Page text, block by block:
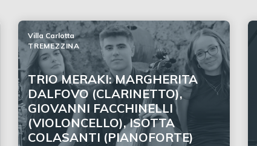
TRIO MERAKI: MARGHERITA
DALFOVO (CLARINETTO),
GIOVANNI FACCHINELLI
(VIOLONCELLO), ISOTTA
COLASANTI (PIANOFORTE)
Villa Carlotta
TREMEZZINA